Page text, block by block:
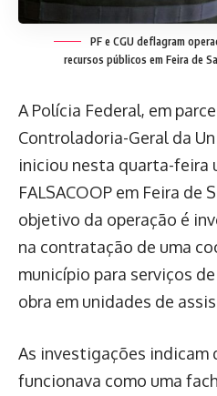
PF e CGU deflagram
recursos públicos em Feira de
A Polícia Federal, em
Controladoria-Geral da
iniciou nesta quarta-feira
FALSACOOP em Feira de
objetivo da operação é
na contratação de uma
município para serviços
obra em unidades de
As investigações indicam
funcionava como uma